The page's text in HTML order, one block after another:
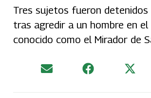
Tres sujetos fueron detenidos
tras agredir a un hombre en
conocido como el Mirador de